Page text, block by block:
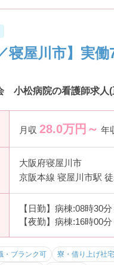
寝屋川市】実
小松病院の看護師求人(
月収 28.0万円～ 年
大阪府寝屋川市
京阪本線 寝屋川市駅
【日勤】病棟:08時30
【夜勤】病棟:16時00
・ブランク可 寮・借り上げ社